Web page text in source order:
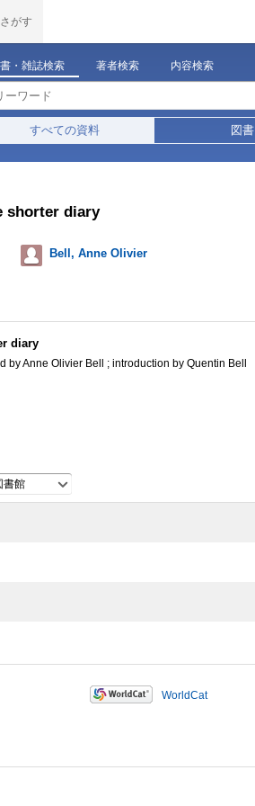
がす
・雑誌検索 著者検索 内容検索
すべての資料 図書
shorter diary
Bell, Anne Olivier
diary
Anne Olivier Bell ; introduction by Quentin Bell
書館
WorldCat